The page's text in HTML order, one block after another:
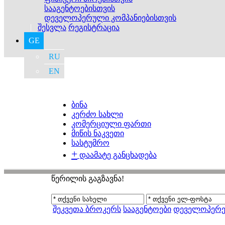
სააგენტოებისთვის
დეველოპერული კომპანიებისთვის
შესვლა რეგისტრაცია
GE
RU
EN
ბინა
კერძო სახლი
კომერციული ფართი
მიწის ნაკვეთი
სასტუმრო
+ დაამატე განცხადება
წერილის გაგზავნა!
შეკვეთა ბროკერს სააგენტოები